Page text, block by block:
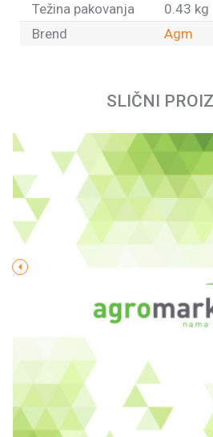
Težina pakovanja
0.43 kg
Brend
Agm
Poruka
SLIČNI